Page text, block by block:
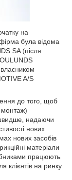
на
була відома
SA (після
A/S
до того, щоб
монтаж)
надаючи
нових
нових засобів
матеріали
працюють
клієнтів на ринку